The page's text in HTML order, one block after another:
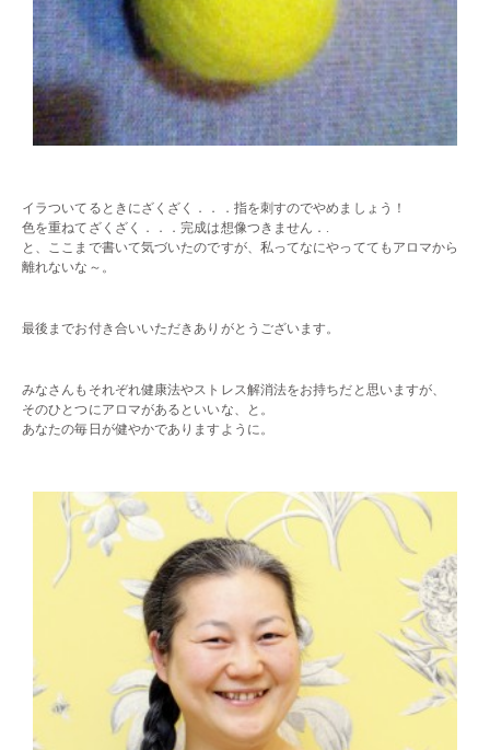
イラついてるときにざくざく．．．指を刺すのでやめましょう！
色を重ねてざくざく．．．完成は想像つきません．.
と、ここまで書いて気づいたのですが、私ってなにやっててもアロマから
離れないな～。
最後までお付き合いいただきありがとうございます。
みなさんもそれぞれ健康法やストレス解消法をお持ちだと思いますが、
そのひとつにアロマがあるといいな、と。
あなたの毎日が健やかでありますように。